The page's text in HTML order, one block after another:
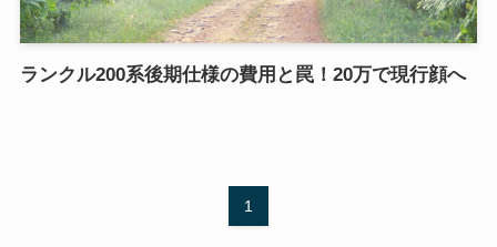
ランクル200系後期仕様の費用と罠！20万で現行顔へ
1